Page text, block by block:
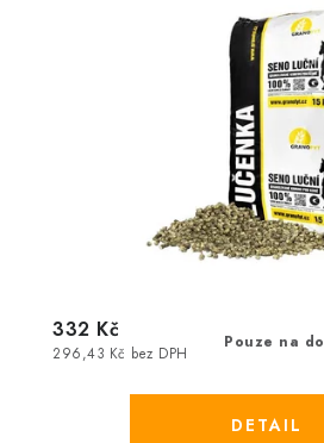
Pouze na
296,43 Kč bez DPH
332 Kč